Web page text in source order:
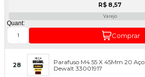
R$ 8,57
Varejo
Quant:
Comprar
28
Parafuso M4.55 X 45Mm 20 Aço
Dewalt 33001917